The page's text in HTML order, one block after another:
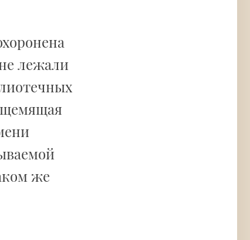
лежали
щемящая
же